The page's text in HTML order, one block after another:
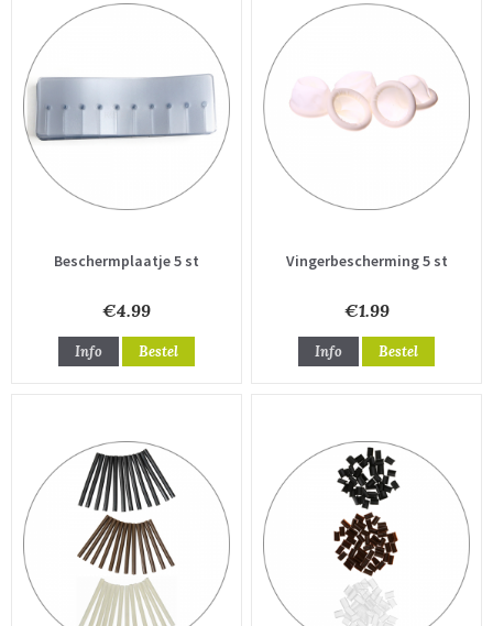
Beschermplaatje 5 st
€4.99
Info Bestel
Vingerbescherming 5 st
€1.99
Info Bestel